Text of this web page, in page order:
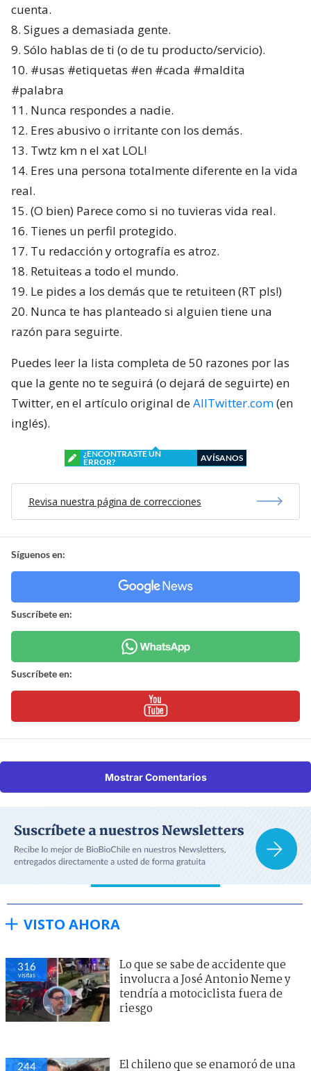
cuenta.
8. Sigues a demasiada gente.
9. Sólo hablas de ti (o de tu producto/servicio).
10. #usas #etiquetas #en #cada #maldita
#palabra
11. Nunca respondes a nadie.
12. Eres abusivo o irritante con los demás.
13. Twtz km n el xat LOL!
14. Eres una persona totalmente diferente en la vida
real.
15. (O bien) Parece como si no tuvieras vida real.
16. Tienes un perfil protegido.
17. Tu redacción y ortografía es atroz.
18. Retuiteas a todo el mundo.
19. Le pides a los demás que te retuiteen (RT pls!)
20. Nunca te has planteado si alguien tiene una
razón para seguirte.
Puedes leer la lista completa de 50 razones por las
que la gente no te seguirá (o dejará de seguirte) en
Twitter, en el artículo original deAllTwitter.com(en
inglés).
¿ENCONTRASTE UN
ERROR?
AVÍSANOS
Revisa nuestra página de correcciones
Síguenos en:
Suscríbete en:
Suscríbete en:
Mostrar Comentarios
VISTO AHORA
316
visitas
Lo que se sabe de accidente que
involucra a José Antonio Neme y
tendría a motociclista fuera de
riesgo
244
El chileno que se enamoró de una